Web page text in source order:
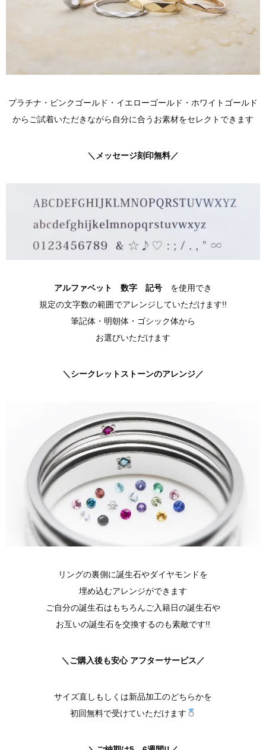
プラチナ・ピンクゴールド・イエローゴールド・ホワイトゴールド
からご試着いただきながら自分に合うお素材をセレクトできます
＼メッセージ刻印無料／
アルファベット 数字 記号 を使用でき
規定の文字数の範囲でアレンジしていただけます!!
筆記体・明朝体・ゴシック体から
お選びいただけます
＼シークレットストーンのアレンジ／
リングの裏側に誕生石やダイヤモンドを
埋め込むアレンジができます
ご自分の誕生石はもちろんご入籍日の誕生石や
お互いの誕生石を交換するのも素敵です!!
＼ご購入後も安心 アフターサービス／
サイズ直しもしくは新品加工のどちらかを
初回無料で受けていただけます